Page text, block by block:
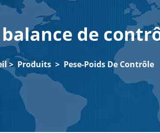
de
> Produits > Pese-Poids De Contrôle